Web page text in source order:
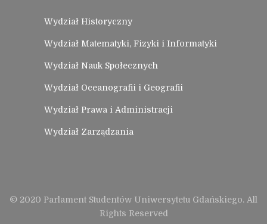
Wydział Historyczny
Wydział Matematyki, Fizyki i Informatyki
Wydział Nauk Społecznych
Wydział Oceanografii i Geografii
Wydział Prawa i Administracji
Wydział Zarządzania
© 2020 Parlament Studentów Uniwersytetu Gdańskiego. All
Rights Reserved